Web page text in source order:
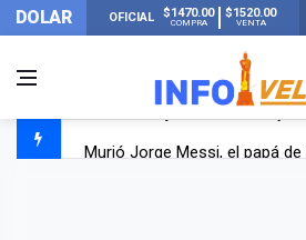
DOLAR OFICIAL $1470.00
COMPRA
$1520.00
VENTA